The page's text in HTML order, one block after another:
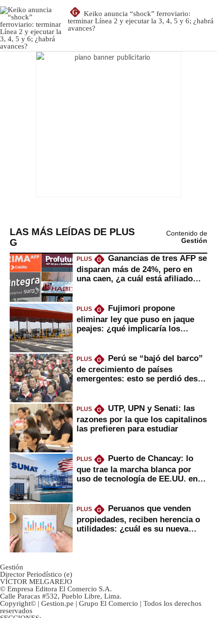
G
Keiko anuncia “shock” ferroviario:
terminar Línea 2 y ejecutar la 3, 4, 5 y 6; ¿habrá
avances?
LAS MÁS LEÍDAS DE PLUS
G
Contenido de
Gestión
PLUS G
Ganancias de tres AFP se
disparan más de 24%, pero en
una caen, ¿a cuál está afiliado
PLUS G
Fujimori propone
eliminar ley que puso en jaque
peajes: ¿qué implicaría los
PLUS G
Perú se “bajó del barco”
de crecimiento de países
emergentes: esto se perdió desde
PLUS G
UTP, UPN y Senati: las
razones por la que los capitalinos
las prefieren para estudiar
PLUS G
Puerto de Chancay: lo
que trae la marcha blanca por
uso de tecnología de EE.UU. en
PLUS G
Peruanos que venden
propiedades, reciben herencia o
utilidades: ¿cuál es su nueva
Gestión
Director Periodístico (e)
VÍCTOR MELGAREJO
© Empresa Editora El Comercio S.A.
Calle Paracas #532, Pueblo Libre, Lima.
Copyright© | Gestion.pe | Grupo El Comercio | Todos los derechos
reservados